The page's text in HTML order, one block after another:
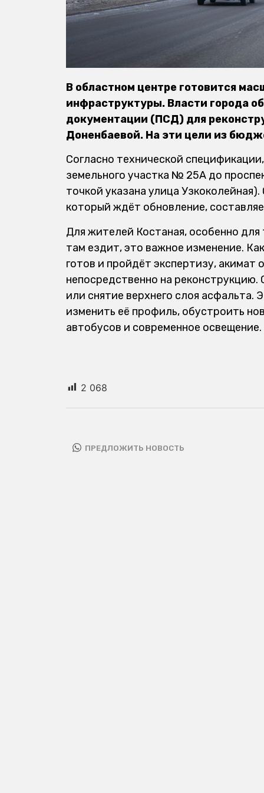
В областном центре готовится
инфраструктуры. Власти города
документации (ПСД) для
Доненбаевой. На эти цели из
Согласно технической
земельного участка № 25А до
точкой указана улица
который ждёт обновление,
Для жителей Костаная, особенно
там ездит, это важное изменение.
готов и пройдёт экспертизу,
непосредственно на реконструкцию.
или снятие верхнего слоя асфальта.
изменить её профиль, обустроить
автобусов и современное освещение.
2 068
ПРЕДЛОЖИТЬ НОВОСТЬ